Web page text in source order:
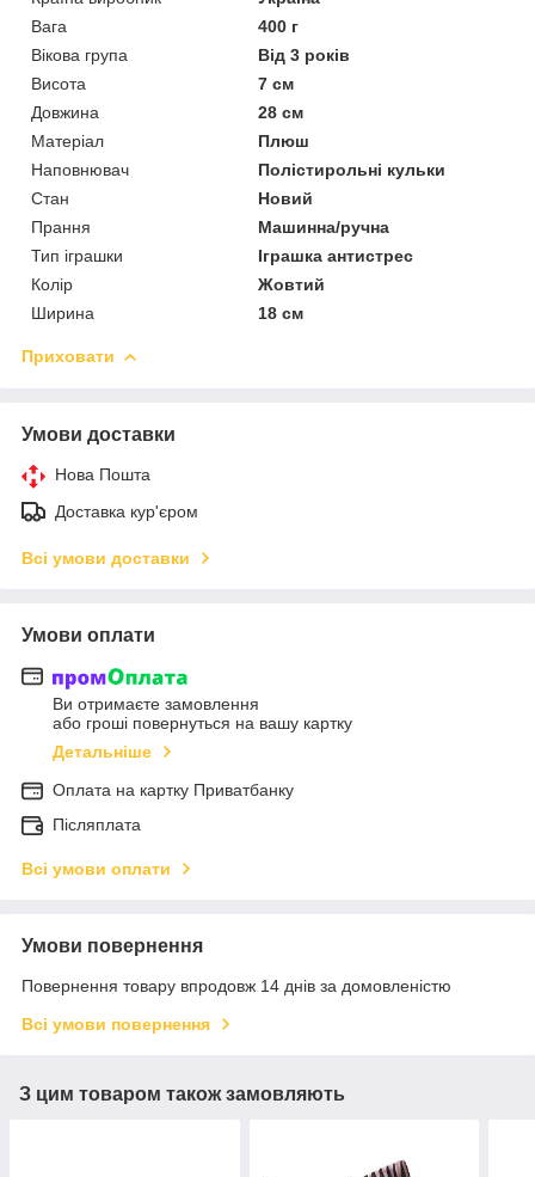
Вага
400 г
Вікова група
Від 3 років
Висота
7 см
Довжина
28 см
Матеріал
Плюш
Наповнювач
Полістирольні кульки
Стан
Новий
Прання
Машинна/ручна
Тип іграшки
Іграшка антистрес
Колір
Жовтий
Ширина
18 см
Приховати
Умови доставки
Нова Пошта
Доставка кур'єром
Всі умови доставки
Умови оплати
Ви отримаєте замовлення
або гроші повернуться на вашу картку
Детальніше
Оплата на картку Приватбанку
Післяплата
Всі умови оплати
Умови повернення
Повернення товару впродовж 14 днів за домовленістю
Всі умови повернення
З цим товаром також замовляють